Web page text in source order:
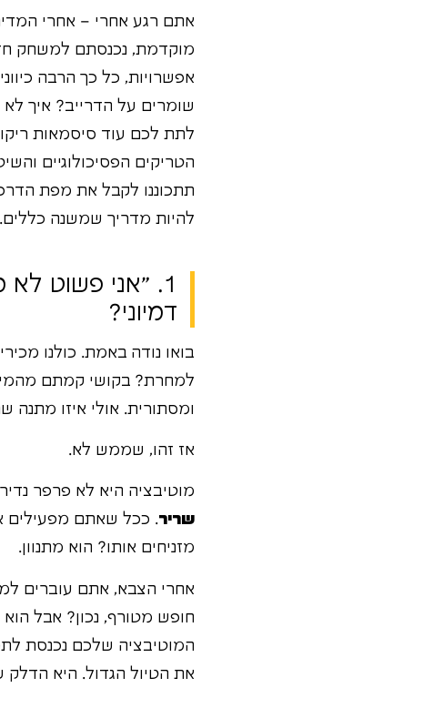
אתם רגע אחרי – אחרי
מוקדמת, נכנסתם למשחק
אפשרויות, כל כך הרבה
שומרים על הדרייב? איך
לתת לכם עוד סיסמאות
הטריקים הפסיכולוגיים
תתכוננו לקבל את מפת
להיות מדריך שמשנה כללים.
1. "אני פשוט
דמיוני?
בואו נודה באמת. כולנו
למחרת? בקושי קמתם
ומסתורית. אולי איזו מתנה
אז זהו, שממש לא.
מוטיבציה היא לא פרפר
שריר. ככל שאתם מפעילים
מזניחים אותו? הוא מתנוון.
אחרי הצבא, אתם עוברים
חופש מטורף, נכון? אבל הוא
המוטיבציה שלכם נכנסת
את הטיול הגדול. היא הדלק